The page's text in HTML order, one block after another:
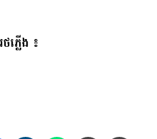
ភ្លើង ៖